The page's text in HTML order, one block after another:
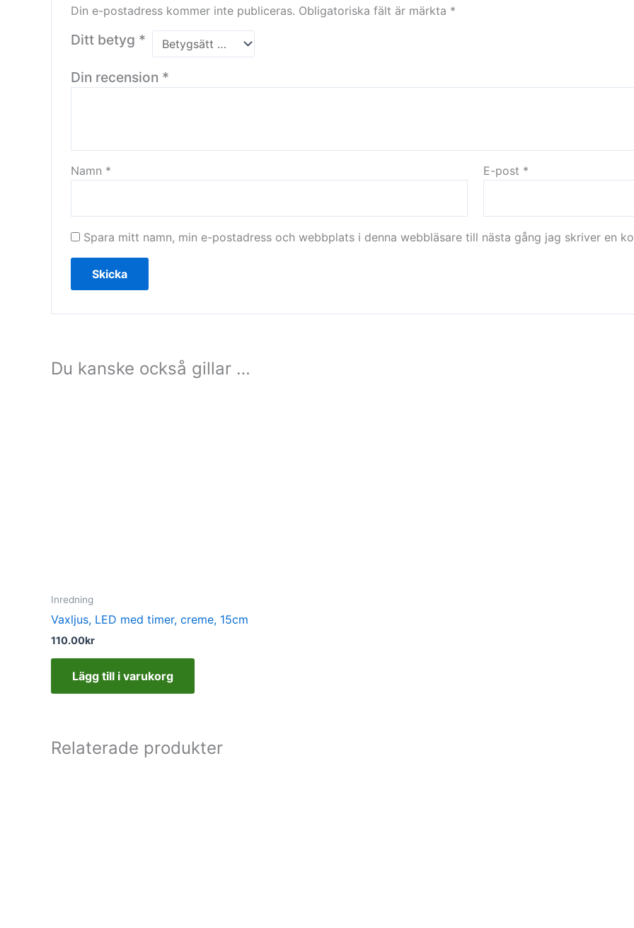
Din e-postadress kommer inte publiceras. Obligatoriska fält är märkta *
Ditt betyg *
Din recension *
Namn * E-post *
Spara mitt namn, min e-postadress och webbplats i denna webbläsare till nästa gång jag skriver en
Du kanske också gillar …
Inredning
Vaxljus, LED med timer, creme, 15cm
110.00kr
Lägg till i varukorg
Relaterade produkter